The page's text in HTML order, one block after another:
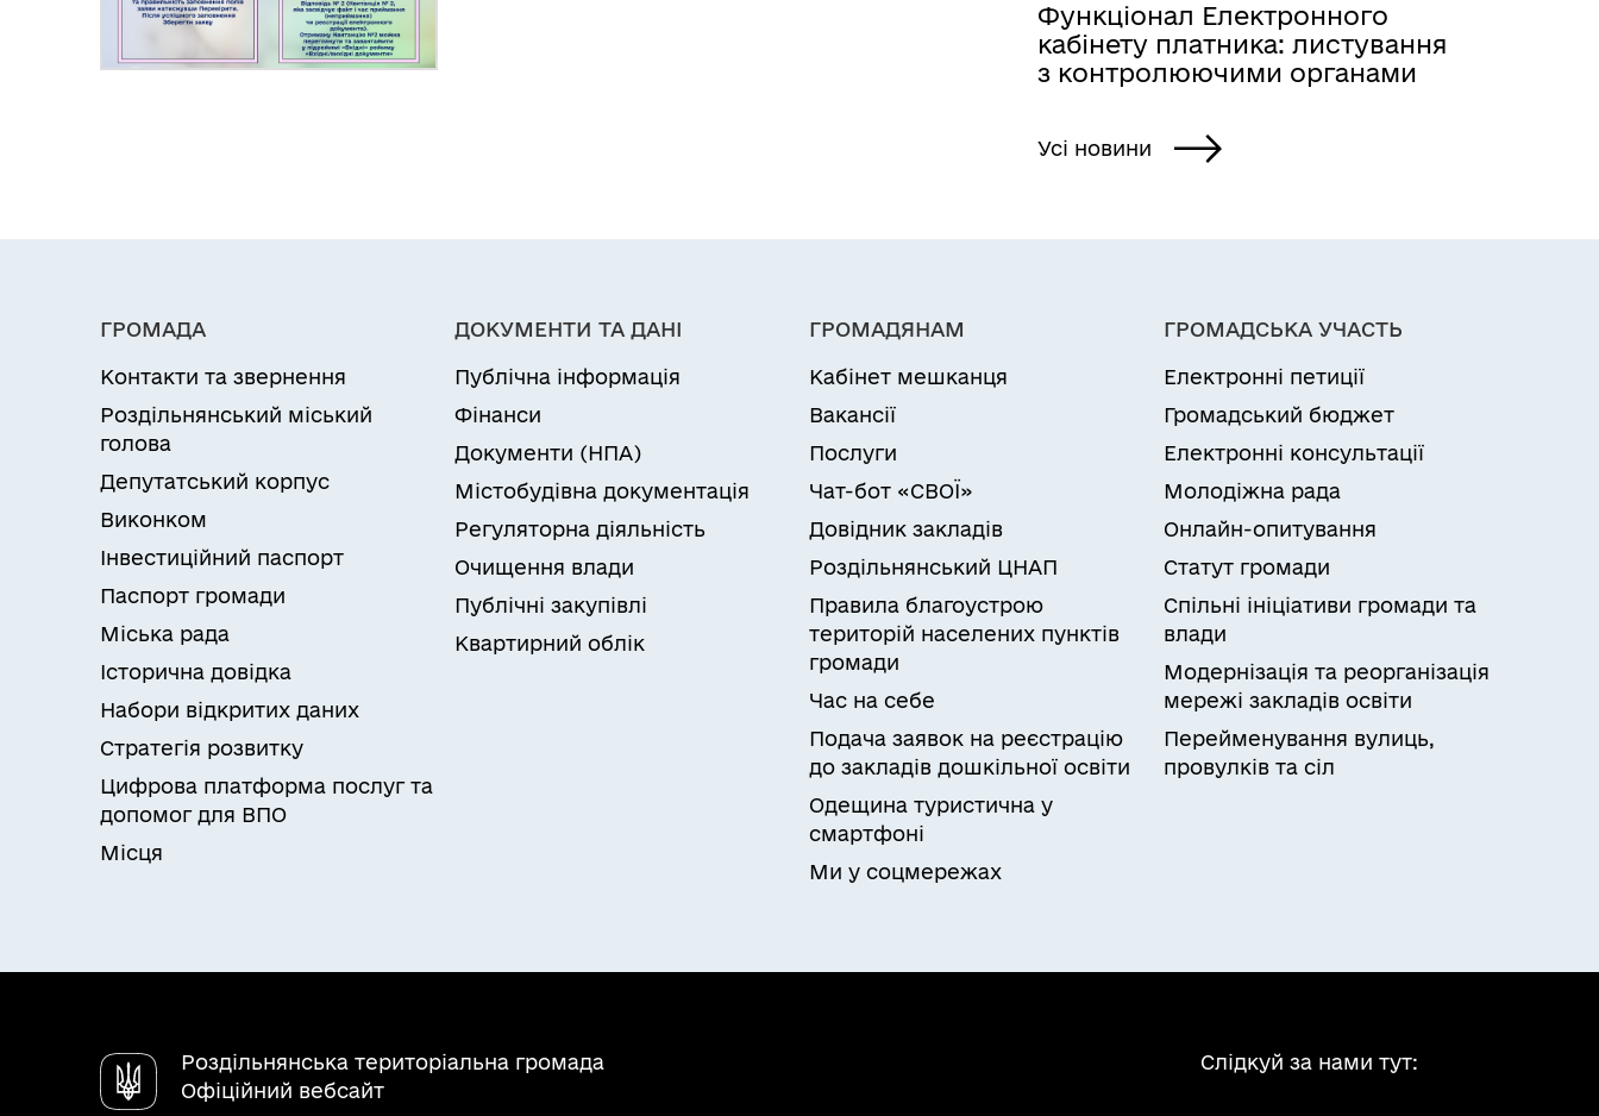
Функціонал Електронного
кабінету платника: листування
з контролюючими органами
Усі новини
ГРОМАДА
Контакти та звернення
Роздільнянський міський
голова
Депутатський корпус
Виконком
Інвестиційний паспорт
Паспорт громади
Міська рада
Історична довідка
Набори відкритих даних
Стратегія розвитку
Цифрова платформа послуг та
допомог для ВПО
Місця
ДОКУМЕНТИ ТА ДАНІ
Публічна інформація
Фінанси
Документи (НПА)
Містобудівна документація
Регуляторна діяльність
Очищення влади
Публічні закупівлі
Квартирний облік
ГРОМАДЯНАМ
Кабінет мешканця
Вакансії
Послуги
Чат-бот «СВОЇ»
Довідник закладів
Роздільнянський ЦНАП
Правила благоустрою
територій населених пунктів
громади
Час на себе
Подача заявок на реєстрацію
до закладів дошкільної освіти
Одещина туристична у
смартфоні
Ми у соцмережах
ГРОМАДСЬКА УЧАСТЬ
Електронні петиції
Громадський бюджет
Електронні консультації
Молодіжна рада
Онлайн-опитування
Статут громади
Спільні ініціативи громади та
влади
Модернізація та реорганізація
мережі закладів освіти
Перейменування вулиць,
провулків та сіл
Роздільнянська територіальна громада
Офіційний вебсайт
Слідкуй за нами тут: